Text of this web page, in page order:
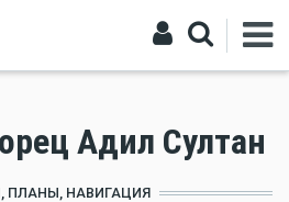
Адил Султан
ПЛАНЫ, НАВИГАЦИЯ